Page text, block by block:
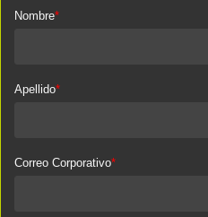
Nombre*
Apellido*
Correo Corporativo*